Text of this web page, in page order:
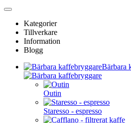
Kategorier
Tillverkare
Information
Blogg
Bärbara
Outin
Staresso - espresso